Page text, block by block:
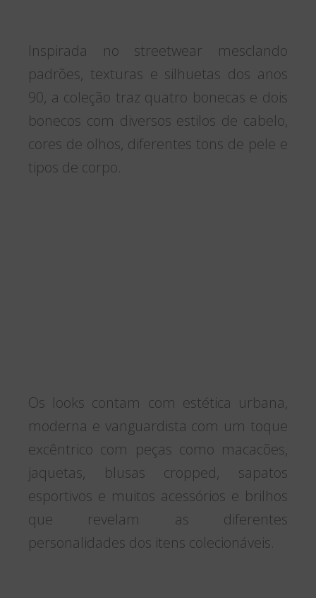
Inspirada no streetwear mesclando
padrões, texturas e silhuetas dos anos
90, a coleção traz quatro bonecas e dois
bonecos com diversos estilos de cabelo,
cores de olhos, diferentes tons de pele e
tipos de corpo.
Os looks contam com estética urbana,
moderna e vanguardista com um toque
excêntrico com peças como macacões,
jaquetas, blusas cropped, sapatos
esportivos e muitos acessórios e brilhos
que revelam as diferentes
personalidades dos itens colecionáveis.